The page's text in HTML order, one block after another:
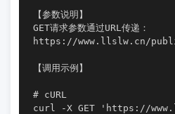
【参数说明】
GET请求参数通过URL传递：
https://www.llslw.cn/public/
【调用示例】
# cURL
curl -X GET 'https://